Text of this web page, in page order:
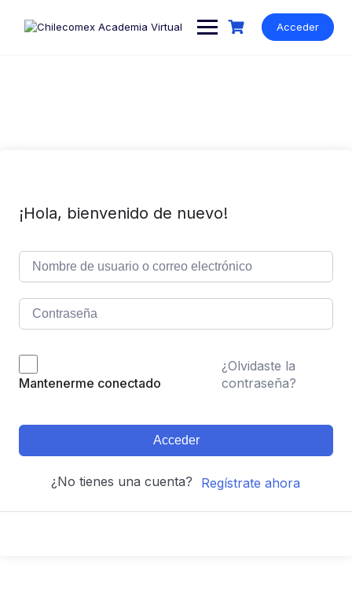
Acceder
¡Hola, bienvenido de nuevo!
Mantenerme conectado
¿Olvidaste la
contraseña?
Acceder
¿No tienes una cuenta? Regístrate ahora